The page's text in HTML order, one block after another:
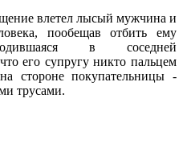
влетел лысый мужчина и
пообещав отбить ему
в соседней
его супругу никто пальцем
стороне покупательницы -
трусами.